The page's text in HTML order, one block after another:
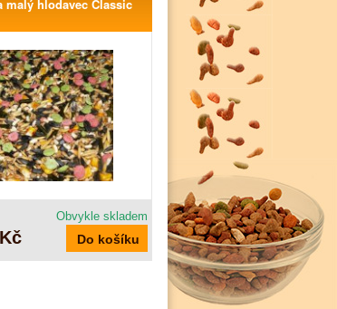
malý hlodavec Classic
Obvykle skladem